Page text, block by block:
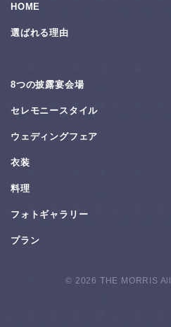
HOME
選ばれる理由
8つの披露宴会場
セレモニースタイル
ウェディングフェア
衣装
料理
フォトギャラリー
プラン
© 2026 THE MORRIS